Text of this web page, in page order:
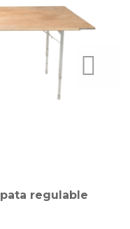
regulable